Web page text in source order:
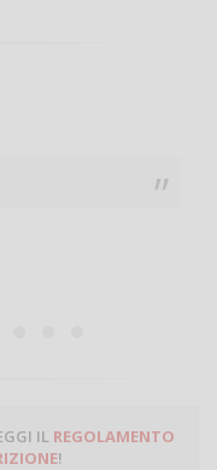
tornare a
fammi sapere.
IL REGOLAMENTO
!